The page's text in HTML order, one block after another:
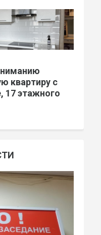
квартиру с
17 этажного